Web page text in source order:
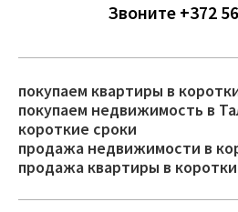
Звоните +372
покупаем квартиры в
покупаем недвижимость в
короткие сроки
продажа недвижимости в
продажа квартиры в